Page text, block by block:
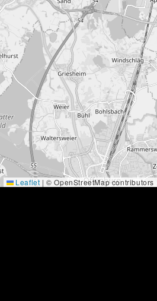
Leaflet | © OpenStreetMap contributors